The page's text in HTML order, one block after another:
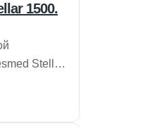
1500.
Stellar